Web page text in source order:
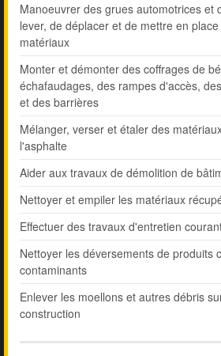
Manoeuvrer des grues automotrices et
lever, de déplacer et de mettre en
matériaux
Monter et démonter des coffrages de
échafaudages, des rampes d'accès,
et des barrières
Mélanger, verser et étaler des
l'asphalte
Aider aux travaux de démolition de
Nettoyer et empiler les matériaux
Effectuer des travaux d'entretien
Nettoyer les déversements de produits
contaminants
Enlever les moellons et autres débris
construction